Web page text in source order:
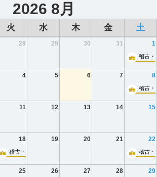
2026 8月
火 水 木 金 土
28 29 30 31 1
稽古・
4 5 6 7 8
ール 稽古・
11 12 13 14 15
ール
18 19 20 21 22
稽古・小ホール 稽古・
25 26 27 28 29